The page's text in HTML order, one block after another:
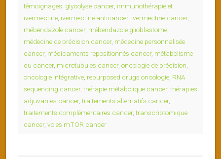
témoignages glycolyse cancer, immunothérapie et
ivermectine ivermectine anticancer, ivermectine cancer,
mébendazole cancer, mébendazole glioblastome
médecine de précision cancer, médecine personnalisée
cancer, médicaments repositionnés cancer, métabolisme
du cancer, microtubules cancer, oncologie de précision
oncologie intégrative repurposed drugs oncologie RNA
sequencing cancer,thérapie métabolique cancer,thérapies
adjuvantes cancer,traitements alternatifs cancer,
traitements complémentaires cancer,transcriptomique
cancer, voies mTOR cancer